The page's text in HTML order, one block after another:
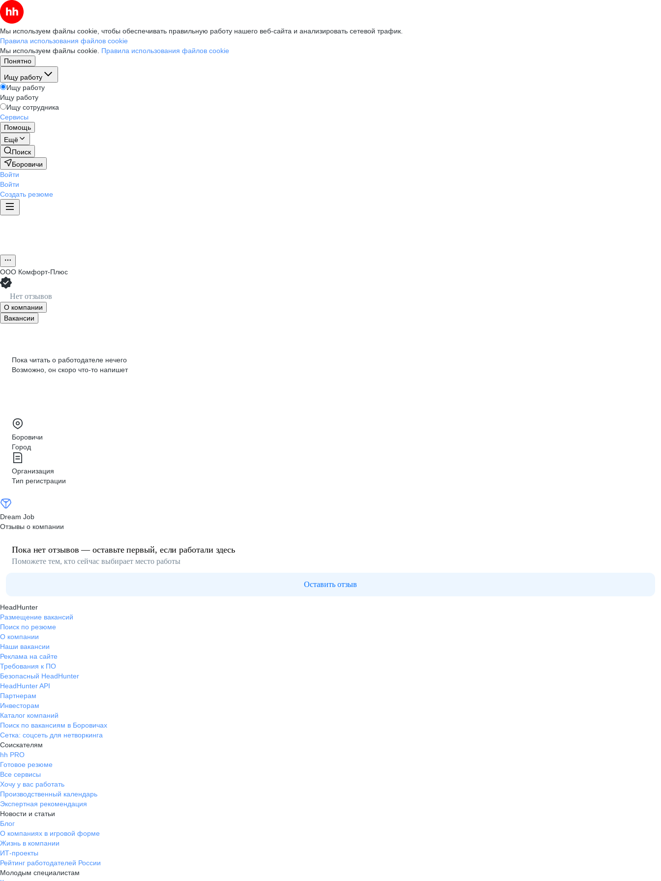
Мы используем файлы cookie, чтобы обеспечивать правильную работу нашего веб-сайта и анализировать сетевой трафик.
Правила использования файлов cookie
Мы используем файлы cookie. Правила использования файлов cookie
Понятно
Ищу работу
Ищу работу
Ищу работу
Ищу сотрудника
Сервисы
Помощь
Ещё
Поиск
Боровичи
Войти
Войти
Создать резюме
ООО Комфорт-Плюс
Нет отзывов
О компании
Вакансии
Пока читать о работодателе нечего
Возможно, он скоро что‑то напишет
Боровичи
Город
Организация
Тип регистрации
Dream Job
Отзывы о компании
Пока нет отзывов — оставьте первый, если работали здесь
Поможете тем, кто сейчас выбирает место работы
Оставить отзыв
HeadHunter
Размещение вакансий
Поиск по резюме
О компании
Наши вакансии
Реклама на сайте
Требования к ПО
Безопасный HeadHunter
HeadHunter API
Партнерам
Инвесторам
Каталог компаний
Поиск по вакансиям в Боровичах
Сетка: соцсеть для нетворкинга
Соискателям
hh PRO
Готовое резюме
Все сервисы
Хочу у вас работать
Производственный календарь
Экспертная рекомендация
Новости и статьи
Блог
О компаниях в игровой форме
Жизнь в компании
ИТ-проекты
Рейтинг работодателей России
Молодым специалистам